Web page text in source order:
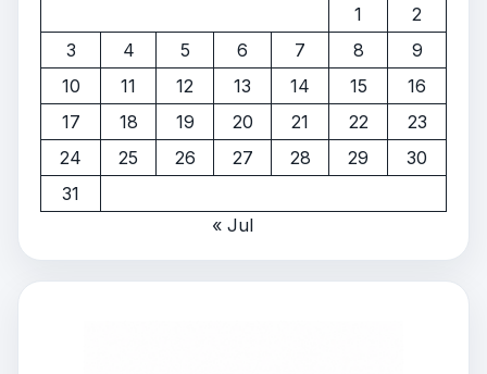
1
2
3
4 5 6 7 8
9
10
11 12 13 14 15
16
17
18 19 20 21 22
23
24
25 26 27 28 29
30
31
« Jul